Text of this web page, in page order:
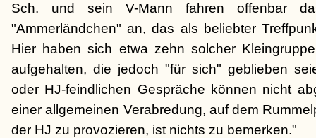
Sch. und sein V-Mann fahren offenbar
"Ammerländchen" an, das als beliebter
Hier haben sich etwa zehn solcher
aufgehalten, die jedoch "für sich" geblieben
oder HJ-feindlichen Gespräche können nicht
einer allgemeinen Verabredung, auf dem
der HJ zu provozieren, ist nichts zu bemerken."